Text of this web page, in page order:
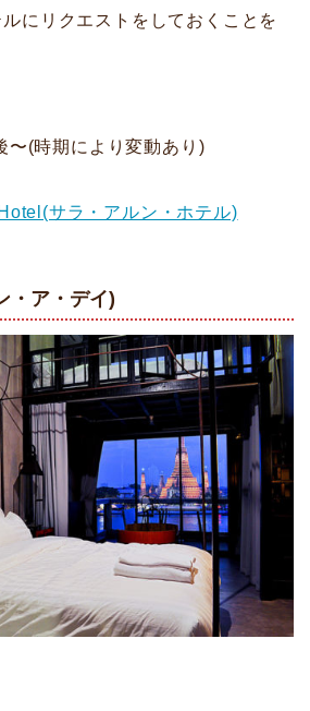
にリクエストをしておくことを
〜(時期により変動あり)
サラ・アルン・ホテル)
・ア・デイ)